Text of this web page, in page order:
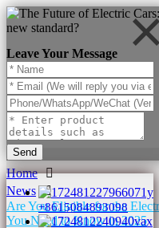
Leave Your Message
Send
+8615084893098
Home
News
Are You Eligible for the
You Need to Know in 2025